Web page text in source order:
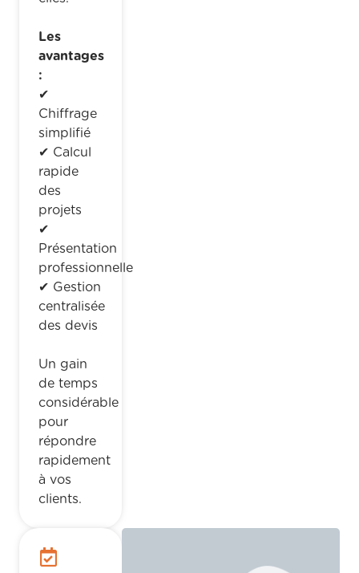
Les
avantages
:
✔
Chiffrage
simplifié
✔ Calcul
rapide
des
projets
✔
Présentation
professionnelle
✔ Gestion
centralisée
des devis
Un gain
de temps
considérable
pour
répondre
rapidement
à vos
clients.